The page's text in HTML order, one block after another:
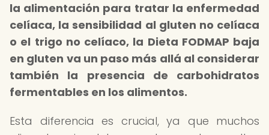
la alimentación para tratar la enfermedad
celíaca, la sensibilidad al gluten no celíaca
o el trigo no celíaco, la Dieta FODMAP baja
en gluten va un paso más allá al considerar
también la presencia de carbohidratos
fermentables en los alimentos.
Esta diferencia es crucial, ya que muchos